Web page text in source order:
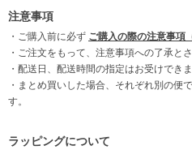
注意事項
・ご購入前に必ず ご購入の際の注意事項
・ご注文をもって、注意事項への了承と
・配送日、配送時間の指定はお受けできま
・まとめ買いした場合、それぞれ別の便
す。
ラッピングについて